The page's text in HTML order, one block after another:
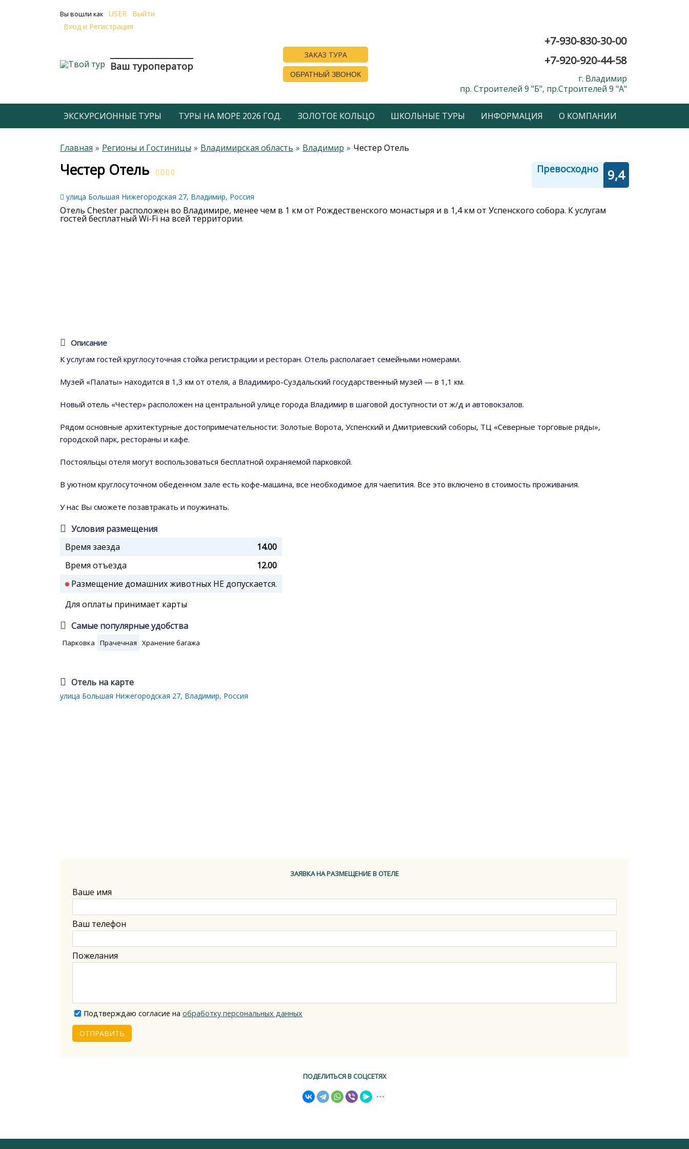
Вы вошли как USER
Выйти
Вход и Регистрация
Ваш туроператор
ЗАКАЗ ТУРА
ОБРАТНЫЙ ЗВОНОК
+7-930-830-30-00
+7-920-920-44-58
г. Владимир
пр. Строителей 9 "Б", пр.Строителей 9 "А"
ЭКСКУРСИОННЫЕ ТУРЫ ТУРЫ НА МОРЕ 2026 ГОД. ЗОЛОТОЕ КОЛЬЦО ШКОЛЬНЫЕ ТУРЫ ИНФОРМАЦИЯ О КОМПАНИИ
Главная Регионы и Гостиницы Владимирская область Владимир Честер Отель
Честер Отель Превосходно 9,4
улица Большая Нижегородская 27, Владимир, Россия
Отель Chester расположен во Владимире, менее чем в 1 км от Рождественского монастыря и в 1,4 км от Успенского собора. К услугам
гостей бесплатный Wi-Fi на всей территории.
Описание
К услугам гостей круглосуточная стойка регистрации и ресторан. Отель располагает семейными номерами.
Музей «Палаты» находится в 1,3 км от отеля, а Владимиро-Суздальский государственный музей — в 1,1 км.
Новый отель «Честер» расположен на центральной улице города Владимир в шаговой доступности от ж/д и автовокзалов.
Рядом основные архитектурные достопримечательности: Золотые Ворота, Успенский и Дмитриевский соборы, ТЦ «Северные торговые ряды»,
городской парк, рестораны и кафе.
Постояльцы отеля могут воспользоваться бесплатной охраняемой парковкой.
В уютном круглосуточном обеденном зале есть кофе-машина, все необходимое для чаепития. Все это включено в стоимость проживания.
У нас Вы сможете позавтракать и поужинать.
Условия размещения
Время заезда
14.00
Время отъезда
12.00
Размещение домашних животных НЕ допускается.
Для оплаты принимает карты
Самые популярные удобства
Парковка Прачечная Хранение багажа
Отель на карте
улица Большая Нижегородская 27, Владимир, Россия
ЗАЯВКА НА РАЗМЕЩЕНИЕ В ОТЕЛЕ
Ваше имя
Ваш телефон
Пожелания
Подтверждаю согласие на обработку персональных данных
ОТПРАВИТЬ
ПОДЕЛИТЬСЯ В СОЦСЕТЯХ